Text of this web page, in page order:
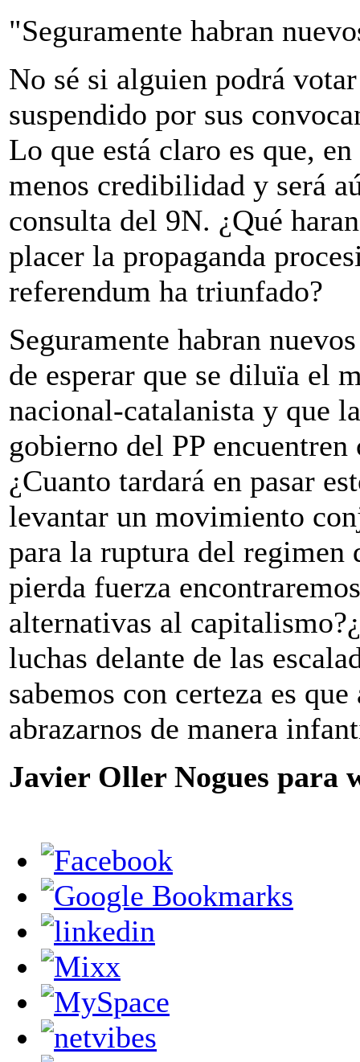
"Seguramente habran
No sé si alguien podrá
suspendido por sus
Lo que está claro es que,
menos credibilidad y será
consulta del 9N. ¿Qué
placer la propaganda
referendum ha triunfado?
Seguramente habran
de esperar que se diluïa el
nacional-catalanista y que
gobierno del PP
¿Cuanto tardará en pasar
levantar un movimiento
para la ruptura del regimen
pierda fuerza
alternativas al
luchas delante de las
sabemos con certeza es
abrazarnos de manera
Javier Oller Nogues para